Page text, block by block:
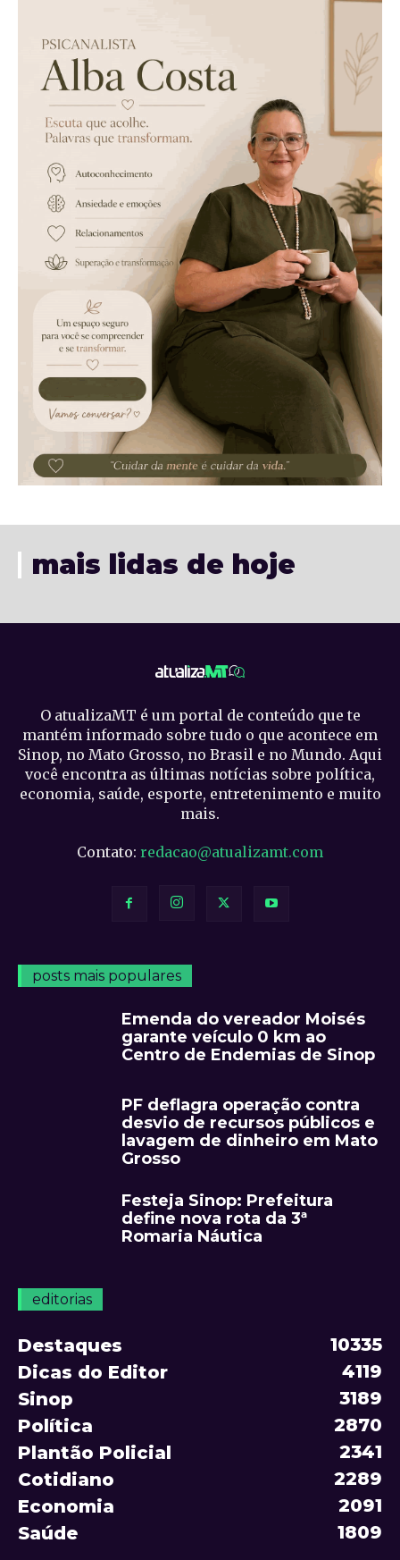
mais lidas de hoje
O atualizaMT é um portal de conteúdo que te
mantém informado sobre tudo o que acontece em
Sinop, no Mato Grosso, no Brasil e no Mundo. Aqui
você encontra as últimas notícias sobre política,
economia, saúde, esporte, entretenimento e muito
mais.
Contato: redacao@atualizamt.com
posts mais populares
Emenda do vereador Moisés
garante veículo 0 km ao
Centro de Endemias de Sinop
PF deflagra operação contra
desvio de recursos públicos e
lavagem de dinheiro em Mato
Grosso
Festeja Sinop: Prefeitura
define nova rota da 3ª
Romaria Náutica
editorias
Destaques
10335
Dicas do Editor
4119
Sinop
3189
Política
2870
Plantão Policial
2341
Cotidiano
2289
Economia
2091
Saúde
1809